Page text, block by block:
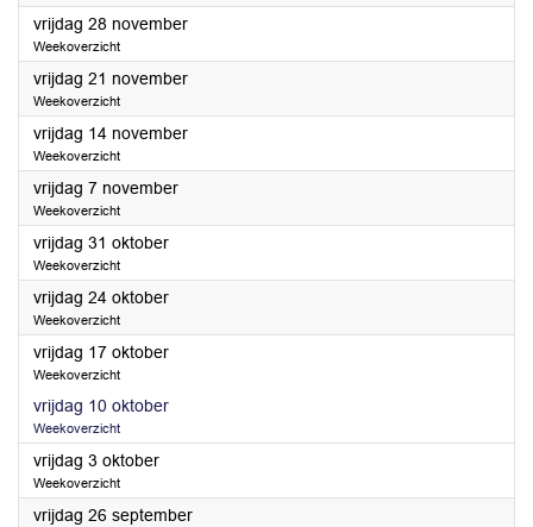
vrijdag 28 november2025
Weekoverzicht
vrijdag 21 november2025
Weekoverzicht
vrijdag 14 november2025
Weekoverzicht
vrijdag 7 november2025
Weekoverzicht
vrijdag 31 oktober2025
Weekoverzicht
vrijdag 24 oktober2025
Weekoverzicht
vrijdag 17 oktober2025
Weekoverzicht
vrijdag 10 oktober2025
Weekoverzicht
vrijdag 3 oktober2025
Weekoverzicht
vrijdag 26 september2025